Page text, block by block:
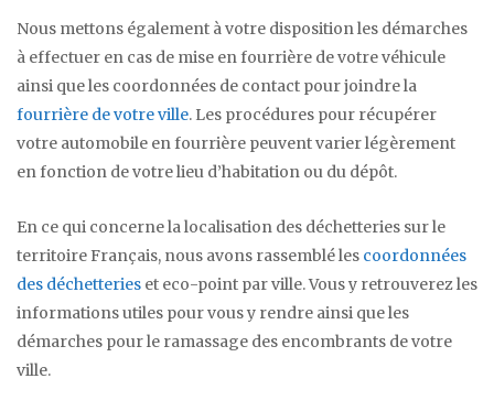
Nous mettons également à votre disposition les démarches
à effectuer en cas de mise en fourrière de votre véhicule
ainsi que les coordonnées de contact pour joindre la
fourrière de votre ville. Les procédures pour récupérer
votre automobile en fourrière peuvent varier légèrement
en fonction de votre lieu d’habitation ou du dépôt.
En ce qui concerne la localisation des déchetteries sur le
territoire Français, nous avons rassemblé les coordonnées
des déchetteries et eco-point par ville. Vous y retrouverez les
informations utiles pour vous y rendre ainsi que les
démarches pour le ramassage des encombrants de votre
ville.